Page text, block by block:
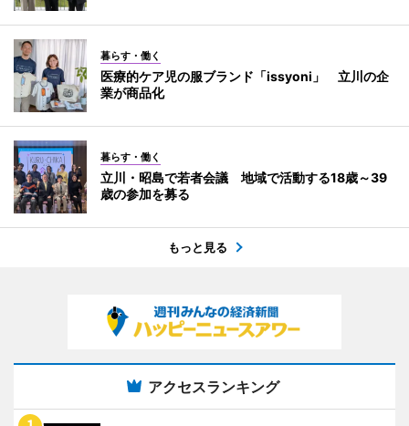
暮らす・働く
医療的ケア児の服ブランド「issyoni」 立川の企
業が商品化
暮らす・働く
立川・昭島で若者会議 地域で活動する18歳～39
歳の参加を募る
もっと見る
アクセスランキング